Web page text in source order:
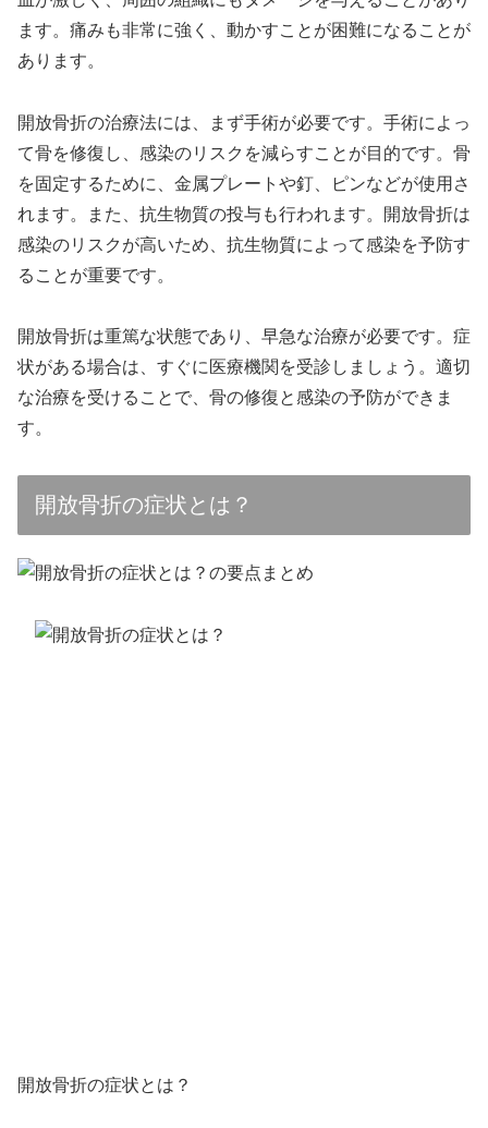
ます。痛みも非常に強く、動かすことが困難になることが
あります。
開放骨折の治療法には、まず手術が必要です。手術によっ
て骨を修復し、感染のリスクを減らすことが目的です。骨
を固定するために、金属プレートや釘、ピンなどが使用さ
れます。また、抗生物質の投与も行われます。開放骨折は
感染のリスクが高いため、抗生物質によって感染を予防す
ることが重要です。
開放骨折は重篤な状態であり、早急な治療が必要です。症
状がある場合は、すぐに医療機関を受診しましょう。適切
な治療を受けることで、骨の修復と感染の予防ができま
す。
開放骨折の症状とは？
開放骨折の症状とは？